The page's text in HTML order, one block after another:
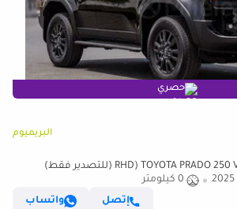
حصري
البريميوم
2025
0 كيلومتر
إتصل
واتساب